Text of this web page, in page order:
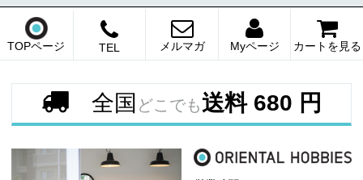
TOPページ TEL メルマガ Myページ カートを見る
全国 どこでも送料 680 円